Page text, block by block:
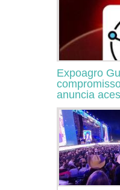
Expoagro
anuncia